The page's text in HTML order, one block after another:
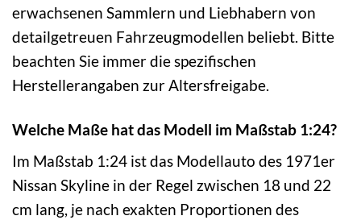
erwachsenen Sammlern und Liebhabern von
detailgetreuen Fahrzeugmodellen beliebt. Bitte
beachten Sie immer die spezifischen
Herstellerangaben zur Altersfreigabe.
Welche Maße hat das Modell im Maßstab 1:24?
Im Maßstab 1:24 ist das Modellauto des 1971er
Nissan Skyline in der Regel zwischen 18 und 22
cm lang, je nach exakten Proportionen des